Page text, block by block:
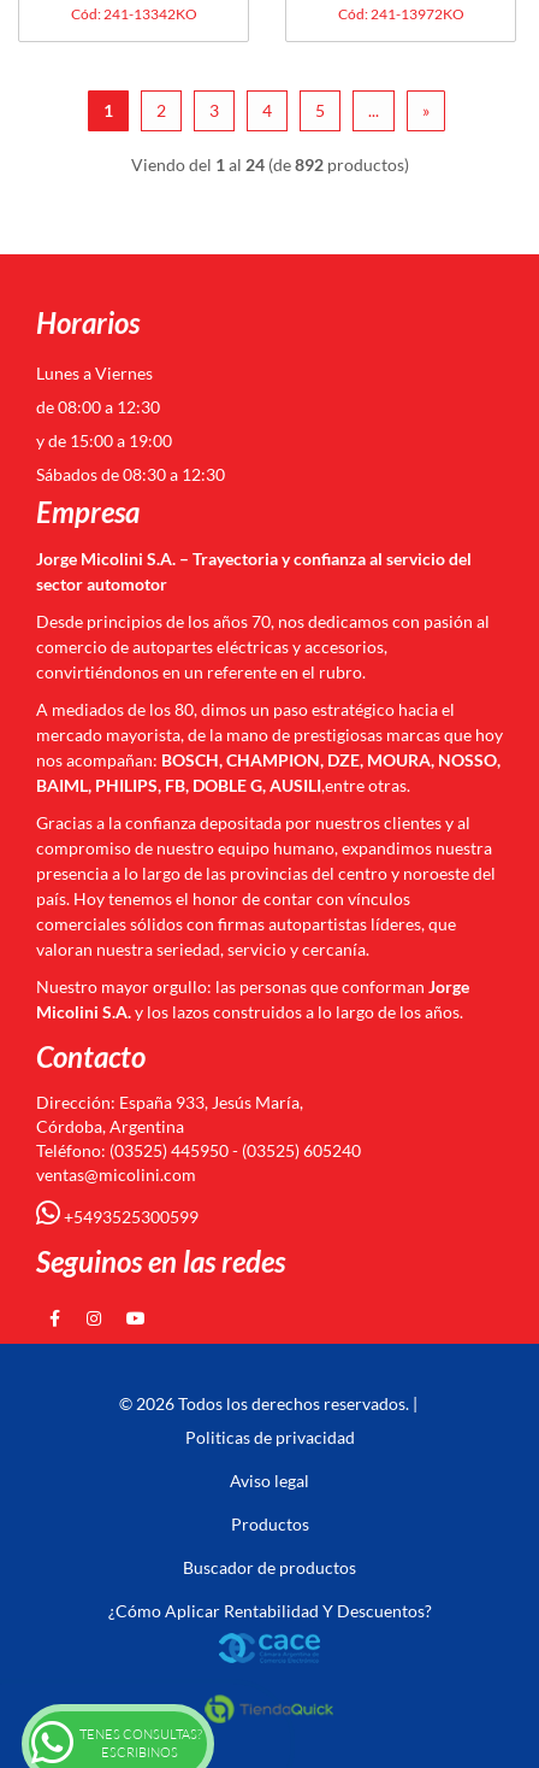
Cód: 241-13342KO Cód: 241-13972KO
1 2 3 4 5 ... »
Viendo del 1 al 24(de892productos)
Horarios
Lunes a Viernes
de 08:00 a 12:30
y de 15:00 a 19:00
Sábados de 08:30 a 12:30
Empresa
Jorge Micolini S.A. – Trayectoria y confianza al servicio del
sector automotor
Desde principios de los años 70, nos dedicamos con pasión al
comercio de autopartes eléctricas y accesorios,
convirtiéndonos en un referente en el rubro.
A mediados de los 80, dimos un paso estratégico hacia el
mercado mayorista, de la mano de prestigiosas marcas que hoy
nos acompañan: BOSCH, CHAMPION, DZE, MOURA, NOSSO,
BAIML, PHILIPS, FB, DOBLE G, AUSILI,entre otras.
Gracias a la confianza depositada por nuestros clientes y al
compromiso de nuestro equipo humano, expandimos nuestra
presencia a lo largo de las provincias del centro y noroeste del
país. Hoy tenemos el honor de contar con vínculos
comerciales sólidos con firmas autopartistas líderes, que
valoran nuestra seriedad, servicio y cercanía.
Nuestro mayor orgullo: las personas que conforman Jorge
Micolini S.A.y los lazos construidos a lo largo de los años.
Contacto
Dirección: España 933, Jesús María,
Córdoba, Argentina
Teléfono: (03525) 445950 - (03525) 605240
ventas@micolini.com
+5493525300599
Seguinos en las redes
© 2026 Todos los derechos reservados. |
Politicas de privacidad
Aviso legal
Productos
Buscador de productos
¿Cómo Aplicar Rentabilidad Y Descuentos?
TENES CONSULTAS?
ESCRIBINOS